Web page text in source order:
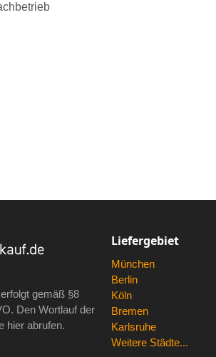
gemäß §8
. Den Wortlauf der
hier abrufen.
Liefergebiet
München
Berlin
Köln
Bremen
Karlsruhe
Weitere Städte...